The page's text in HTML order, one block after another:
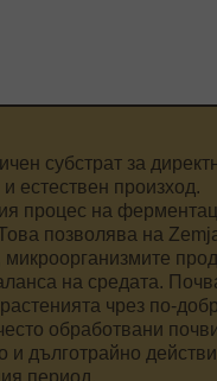
субстрат за
естествен произход.
процес на
позволява на
на средата.
чрез по-
обработвани
и дълготрайно
период.